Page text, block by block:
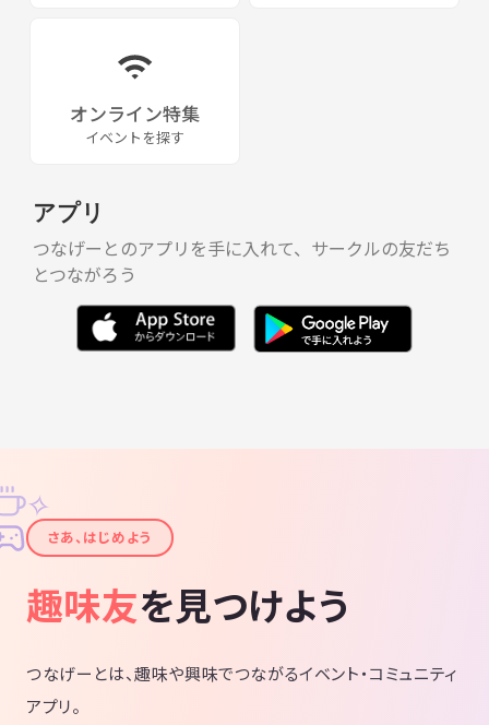
オンライン特集
イベントを探す
アプリ
つなげーとのアプリを手に入れて、サークルの友だち
とつながろう
✦
✧
さあ、はじめよう
趣味友を見つけよう
つなげーとは、趣味や興味でつながるイベント・コミュニティ
アプリ。